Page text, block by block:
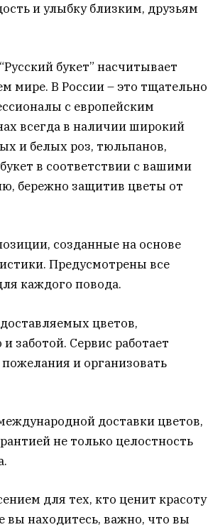
и улыбку близким, друзьям
букет” насчитывает
мире. В России – это тщательно
с европейским
всегда в наличии широкий
и белых роз, тюльпанов,
в соответствии с вашими
бережно защитив цветы от
созданные на основе
Предусмотрены все
каждого повода.
доставляемых цветов,
заботой. Сервис работает
и организовать
доставки цветов,
не только целостность
для тех, кто ценит красоту
вы находитесь, важно, что вы